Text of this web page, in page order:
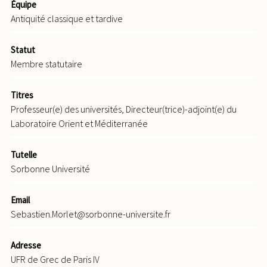
culture. Conversion d’un concept (Ier-
VIe siècle), Paris, Les Belles Lettres,
Laetitia Ciccolini, Charles Guérin,
transmission, appropriation
intellectuelle. Éditions Rue d’Ulm,
Charles Guérin, Laetitia Ciccolini,
Stéphanie Itic, Sébastien Morlet (Dir.).
2021
Sébastien Morlet. « Une polémique contre Philon
attribuée à Justin ? ».
(dir.), Building the Kosmos. Greek Patristic and
Sébastien Morlet. « Les Testimonia, de la fin de
(dir.), Receptions of the Bible in Byzantium. Texts,
Sébastien Morlet. « Ce que peut l’Empire : les
d’après l’Histoire ecclésiastique d’Eusèbe de
Césarée », p. 291-307.
Équipe
Antiquité classique et tardive
Statut
Membre statutaire
Titres
Professeur(e) des universités, Directeur(trice)-adjoint(e) du
Laboratoire Orient et Méditerranée
Tutelle
Sorbonne Université
Email
Sebastien.Morlet@sorbonne-universite.fr
Adresse
UFR de Grec de Paris IV